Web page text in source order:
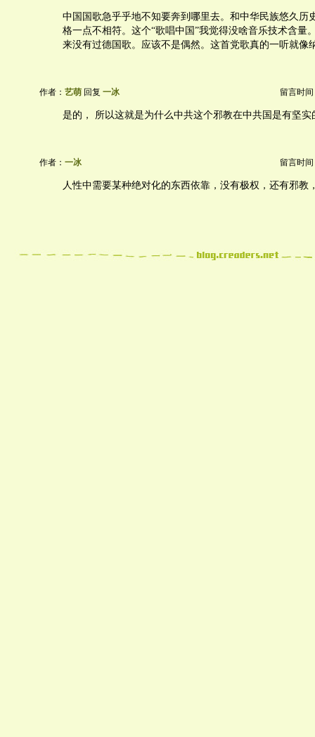
中国国歌急乎乎地不知要奔到哪里去。和中华民族悠久历
格一点不相符。这个“歌唱中国”我觉得没啥音乐技术含量
来没有过德国歌。应该不是偶然。这首党歌真的一听就像
作者： 艺萌 回复 一冰 留言时间
是的， 所以这就是为什么中共这个邪教在中共国是有坚实
作者： 一冰 留言时间
人性中需要某种绝对化的东西依靠，没有极权，还有邪教